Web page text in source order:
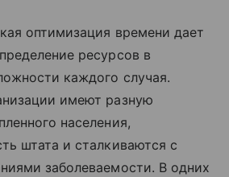
оптимизация времени дает
ресурсов в
каждого случая.
имеют разную
населения,
штата и сталкиваются с
заболеваемости. В одних